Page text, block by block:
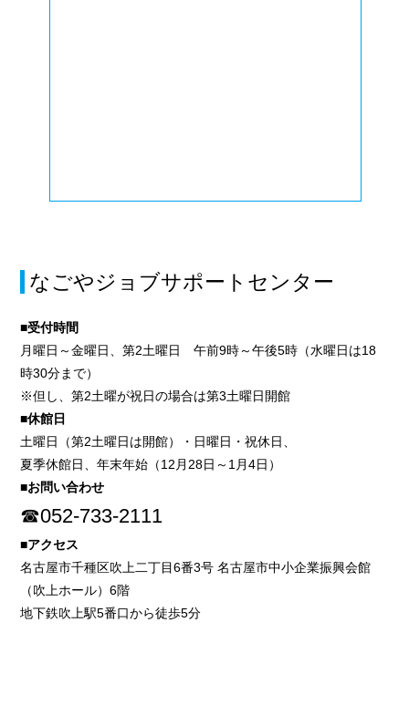
なごやジョブサポートセンター
■受付時間
月曜日～金曜日、第2土曜日 午前9時～午後5時（水曜日は18
時30分まで）
※但し、第2土曜が祝日の場合は第3土曜日開館
■休館日
土曜日（第2土曜日は開館）・日曜日・祝休日、
夏季休館日、年末年始（12月28日～1月4日）
■お問い合わせ
☎052-733-2111
■アクセス
名古屋市千種区吹上二丁目6番3号 名古屋市中小企業振興会館
（吹上ホール）6階
地下鉄吹上駅5番口から徒歩5分